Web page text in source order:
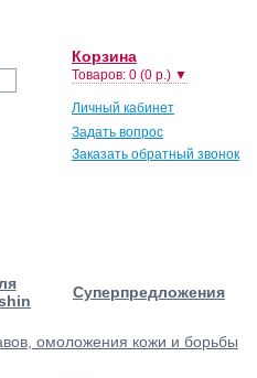
Корзина
Товаров: 0 (0 р.) ▼
Личный кабинет
Задать вопрос
Заказать обратный звонок
Суперпредложения
омоложения кожи и борьбы